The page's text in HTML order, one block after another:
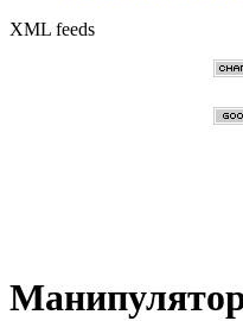
XML feeds